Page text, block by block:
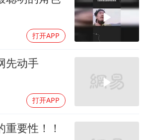
夯实基础开新局
打开APP
先动手
打开APP
要性！！